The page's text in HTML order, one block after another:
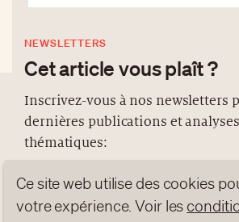
NEWSLETTERS
Cet article vous plaît ?
Inscrivez-vous à nos newsletters
dernières publications et
thématiques:
NEWS GEN Z
TRENDS TO WATCH
À PROPOS
PROTECTION DES DONNÉES
contact@luxurytribune.com
Ce site web utilise des cookies
votre expérience. Voir les